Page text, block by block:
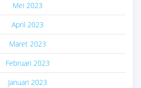
Mei 2023
April 2023
Maret 2023
Februari 2023
Januari 2023